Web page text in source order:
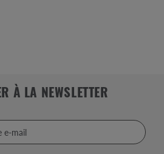
À LA NEWSLETTER